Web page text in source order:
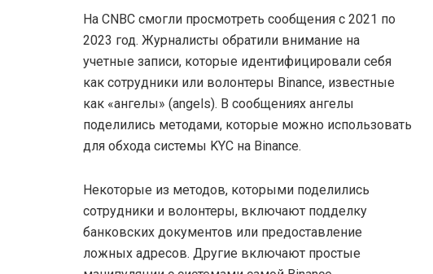
На CNBC смогли просмотреть сообщения с 2021 по
2023 год. Журналисты обратили внимание на
учетные записи, которые идентифицировали себя
как сотрудники или волонтеры Binance, известные
как «ангелы» (angels). В сообщениях ангелы
поделились методами, которые можно использовать
для обхода системы KYC на Binance.
Некоторые из методов, которыми поделились
сотрудники и волонтеры, включают подделку
банковских документов или предоставление
ложных адресов. Другие включают простые